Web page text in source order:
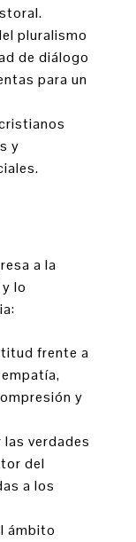
pluralismo
de diálogo
para un
y
a la
lo
frente a
y
las verdades
del
a los
ámbito